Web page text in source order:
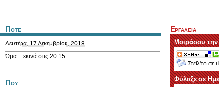
Ποτε
Δευτέρα, 17 Δεκεμβρίου, 2018
Ώρα: Ξεκινά στις 20:15
Που
Εργαλεια
Μοιράσου
Στείλ'το σε
Φύλαξε σε